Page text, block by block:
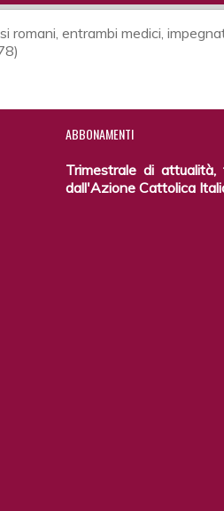
romani, entrambi medici,
ABBONAMENTI
Trimestrale di
dall'Azione Cattolica